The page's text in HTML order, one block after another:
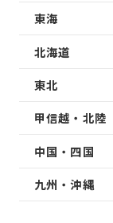
東海
北海道
東北
甲信越・北陸
中国・四国
九州・沖縄